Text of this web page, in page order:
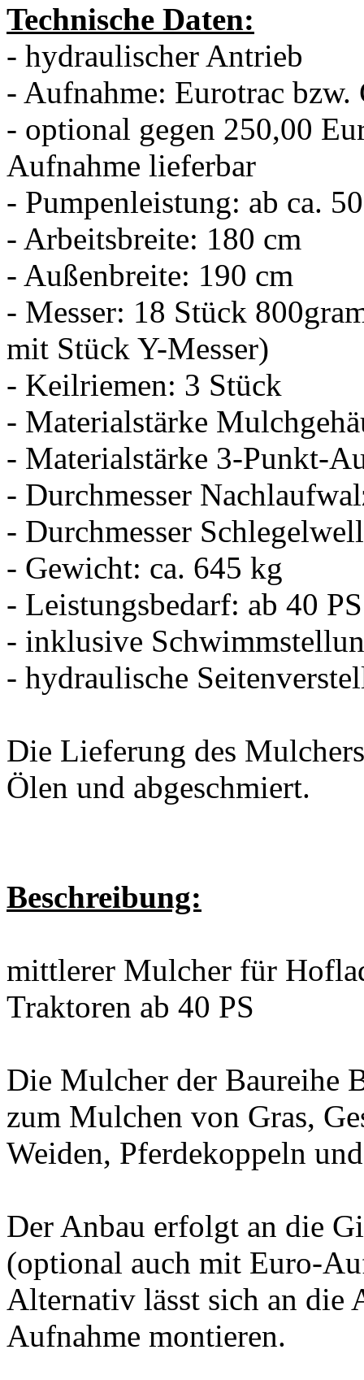
Technische Daten:
- hydraulischer Antrieb
- Aufnahme: Eurotrac
- optional gegen 250,00
Aufnahme lieferbar
- Pumpenleistung: ab ca.
- Arbeitsbreite: 180 cm
- Außenbreite: 190 cm
- Messer: 18 Stück
mit Stück Y-Messer)
- Keilriemen: 3 Stück
- Materialstärke
- Materialstärke 3-Punkt-
- Durchmesser
- Durchmesser
- Gewicht: ca. 645 kg
- Leistungsbedarf: ab 40 PS
- inklusive
- hydraulische
Die Lieferung des
Ölen und abgeschmiert.
Beschreibung:
mittlerer Mulcher für
Traktoren ab 40 PS
Die Mulcher der Baureihe
zum Mulchen von Gras,
Weiden, Pferdekoppeln
Der Anbau erfolgt an die
(optional auch mit Euro-
Alternativ lässt sich an die
Aufnahme montieren.